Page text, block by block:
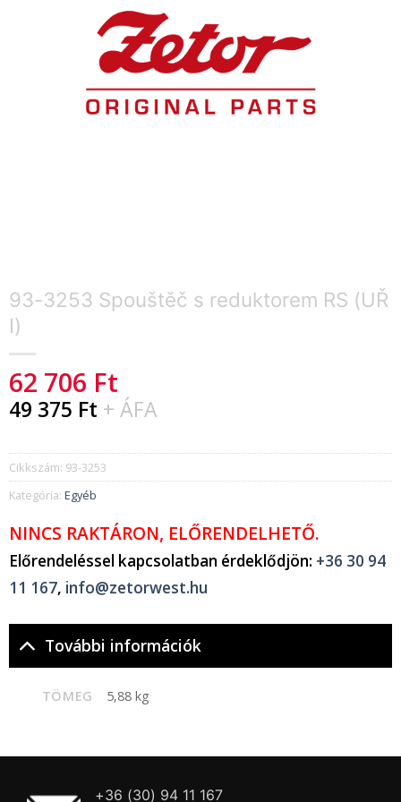
93-3253 Spouštěč s reduktorem RS (UŘ
I)
62 706 Ft
49 375 Ft + ÁFA
Cikkszám: 93-3253
Kategória: Egyéb
NINCS RAKTÁRON, ELŐRENDELHETŐ.
Előrendeléssel kapcsolatban érdeklődjön: +36 30 94
11 167, info@zetorwest.hu
További információk
TÖMEG 5,88 kg
+36 (30) 94 11 167